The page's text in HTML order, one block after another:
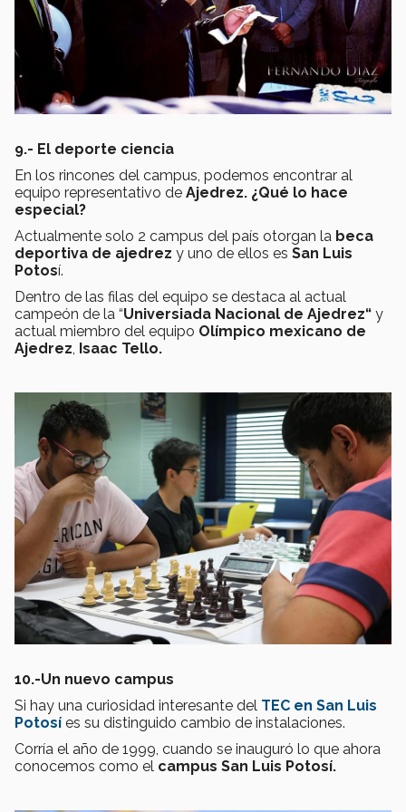
9.- El deporte ciencia
En los rincones del campus, podemos encontrar al
equipo representativo de Ajedrez. ¿Qué lo hace
especial?
Actualmente solo 2 campus del país otorgan la beca
deportiva de ajedrez y uno de ellos es San Luis
Potosí.
Dentro de las filas del equipo se destaca al actual
campeón de la “Universiada Nacional de Ajedrez“ y
actual miembro del equipo Olímpico mexicano de
Ajedrez, Isaac Tello.
10.-Un nuevo campus
Si hay una curiosidad interesante del TEC en San Luis
Potosí es su distinguido cambio de instalaciones.
Corría el año de 1999, cuando se inauguró lo que ahora
conocemos como el campus San Luis Potosí.